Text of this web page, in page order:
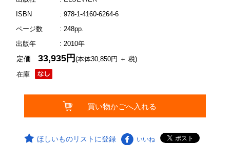
ISBN
: 978-1-4160-6264-6
ページ数
: 248pp.
出版年
: 2010年
在庫
定価33,935円(本体30,850円 ＋ 税)
ほしいものリストに登録 いいね